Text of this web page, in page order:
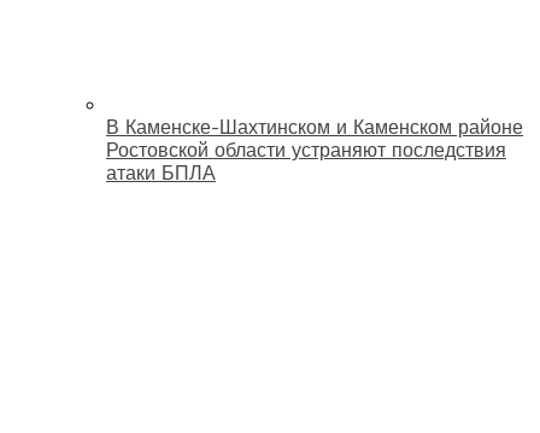
В Каменске-Шахтинском и Каменском районе
Ростовской области устраняют последствия
атаки БПЛА